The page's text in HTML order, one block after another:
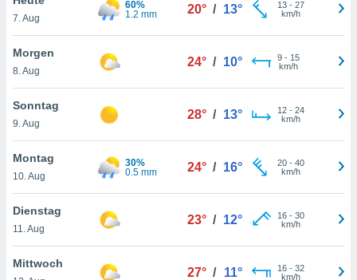
oder
Partner
es uns
das
der
Profil zu
Ihnen
finden
. Sie
7. Aug
60%
1.2 mm
20° / 13° 13- 27
km/h
Morgen
8. Aug
24° / 10° 9- 15
km/h
Sonntag
9. Aug
28° / 13° 12- 24
km/h
Montag
10. Aug
30%
0.5 mm
24° / 16° 20- 40
km/h
Dienstag
11. Aug
23° / 12° 16- 30
km/h
Mittwoch
27° / 11° 16- 32
km/h